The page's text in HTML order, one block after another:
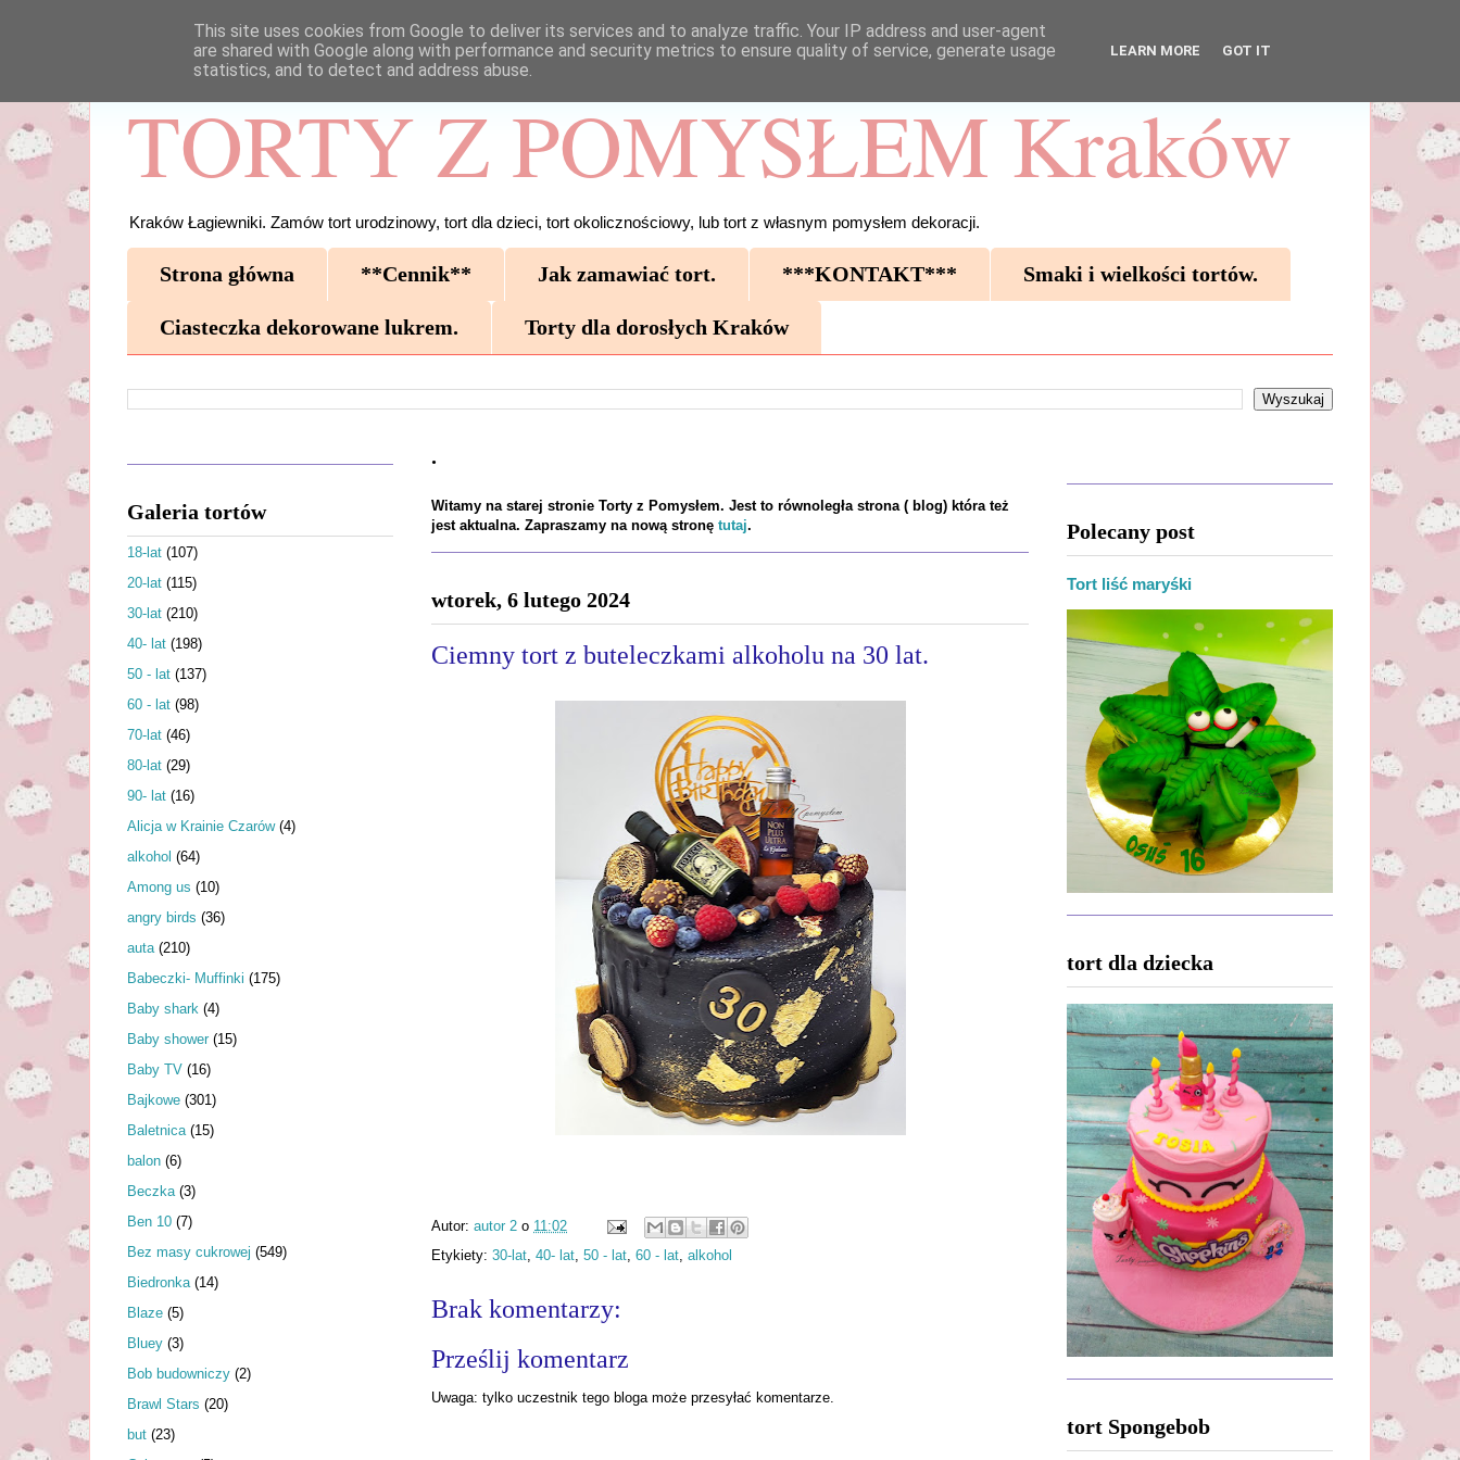
TORTY Z POMYSŁEM Kraków
Kraków Łagiewniki. Zamów tort urodzinowy, tort dla dzieci, tort okolicznościowy, lub tort z własnym pomysłem dekoracji.
Strona główna **Cennik** Jak zamawiać tort. ***KONTAKT*** Smaki i wielkości tortów.
Ciasteczka dekorowane lukrem. Torty dla dorosłych Kraków
.
Witamy na starej stronie Torty z Pomysłem. Jest to równoległa strona ( blog) która też
jest aktualna. Zapraszamy na nową stronę tutaj.
wtorek, 6 lutego 2024
Ciemny tort z buteleczkami alkoholu na 30 lat.
Autor: autor 2 o 11:02
Etykiety: 30-lat 40- lat 50 - lat 60 - lat alkohol
Brak komentarzy:
Prześlij komentarz
Uwaga: tylko uczestnik tego bloga może przesyłać komentarze.
Galeria tortów
18-lat (107)
20-lat (115)
30-lat (210)
40- lat (198)
50 - lat (137)
60 - lat (98)
70-lat (46)
80-lat (29)
90- lat (16)
Alicja w Krainie Czarów (4)
alkohol (64)
Among us (10)
angry birds (36)
auta (210)
Babeczki- Muffinki (175)
Baby shark (4)
Baby shower (15)
Baby TV (16)
Bajkowe (301)
Baletnica (15)
balon (6)
Beczka (3)
Ben 10 (7)
Bez masy cukrowej (549)
Biedronka (14)
Blaze (5)
Bluey (3)
Bob budowniczy (2)
Brawl Stars (20)
but (23)
Polecany post
Tort liść maryśki
tort dla dziecka
tort Spongebob
This site uses cookies from Google to deliver its services and to analyze traffic. Your IP address and user-agent
are shared with Google along with performance and security metrics to ensure quality of service, generate usage
statistics, and to detect and address abuse.
LEARN MORE GOT IT